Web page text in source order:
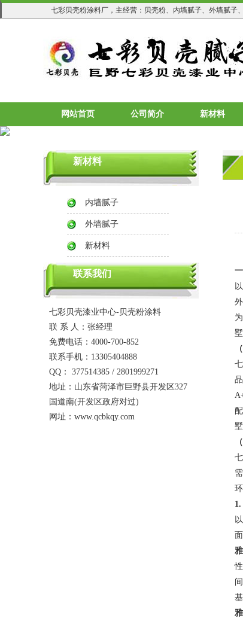
七彩贝壳粉涂料厂，主经营：贝壳粉、内墙腻子、外墙腻子
网站首页 公司简介 新材料
新材料
内墙腻子
外墙腻子
新材料
联系我们
七彩贝壳漆业中心-贝壳粉涂料
联 系 人：张经理
免费电话：4000-700-852
联系手机：13305404888
QQ： 377514385 / 2801999271
地址：山东省菏泽市巨野县开发区327
国道南(开发区政府对过)
网址：www.qcbkqy.com